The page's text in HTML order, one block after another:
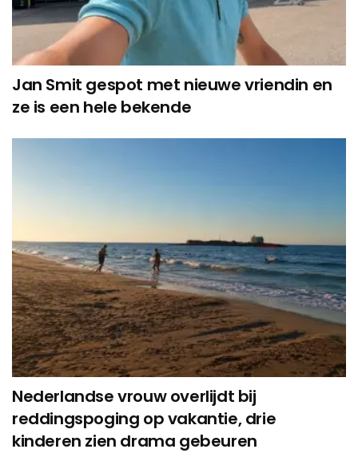
Jan Smit gespot met nieuwe vriendin en
ze is een hele bekende
Nederlandse vrouw overlijdt bij
reddingspoging op vakantie, drie
kinderen zien drama gebeuren